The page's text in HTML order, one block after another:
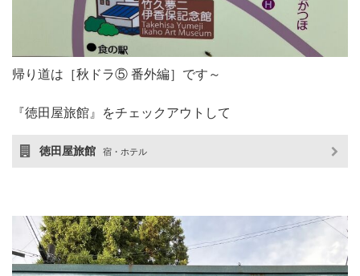
帰り道は［秋ドラ⑤ 番外編］です～
『徳田屋旅館』をチェックアウトして
徳田屋旅館 宿・ホテル